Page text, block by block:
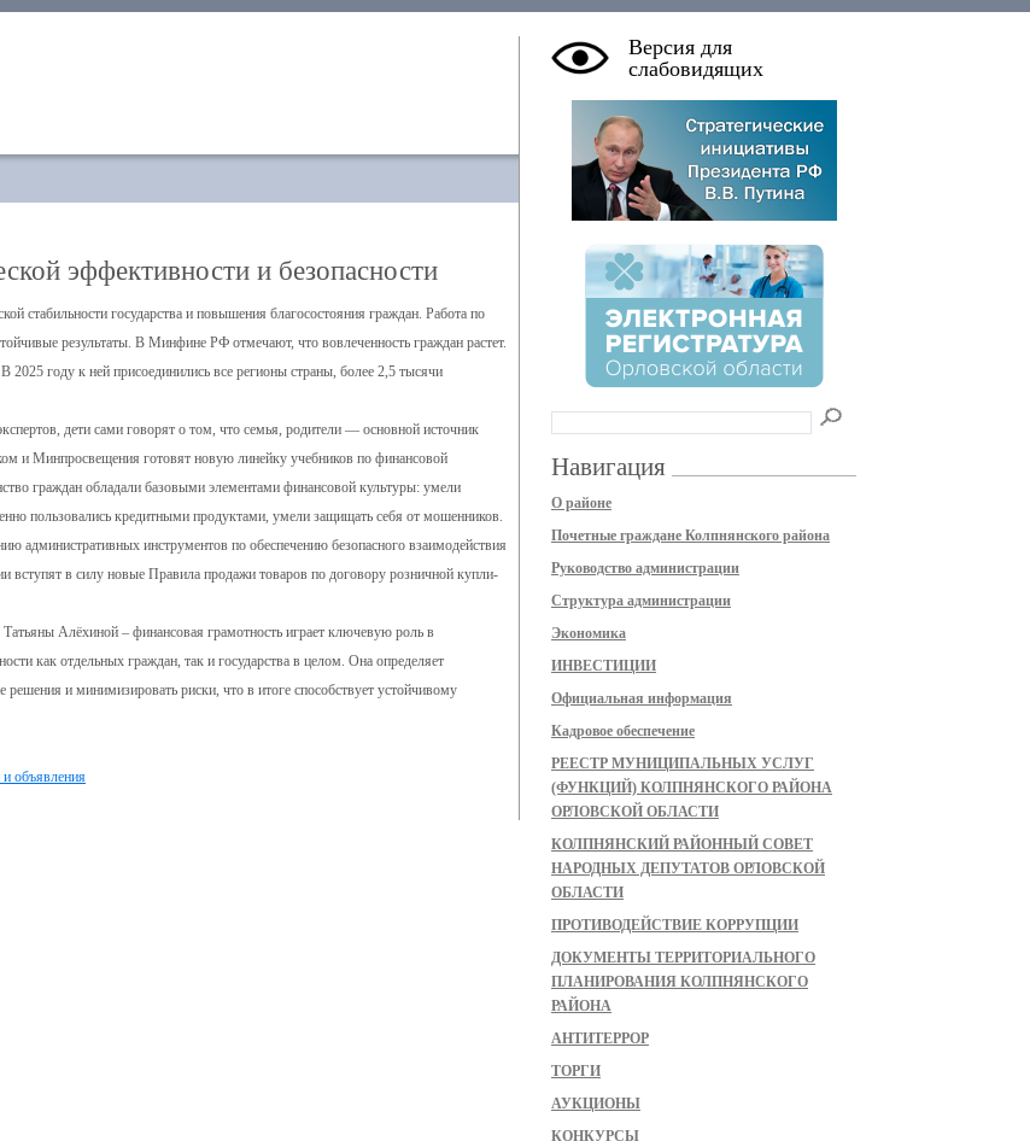
эффективности и безопасности
стабильности государства и повышения благосостояния граждан. Работа по
результаты. В Минфине РФ отмечают, что вовлеченность граждан растет.
году к ней присоединились все регионы страны, более 2,5 тысячи
дети сами говорят о том, что семья, родители — основной источник
и Минпросвещения готовят новую линейку учебников по финансовой
граждан обладали базовыми элементами финансовой культуры: умели
пользовались кредитными продуктами, умели защищать себя от мошенников.
административных инструментов по обеспечению безопасного взаимодействия
в силу новые Правила продажи товаров по договору розничной купли-
Алёхиной – финансовая грамотность играет ключевую роль в
как отдельных граждан, так и государства в целом. Она определяет
и минимизировать риски, что в итоге способствует устойчивому
и объявления
Версия для
слабовидящих
Навигация
О районе
Почетные граждане Колпнянского района
Руководство администрации
Структура администрации
Экономика
ИНВЕСТИЦИИ
Официальная информация
Кадровое обеспечение
РЕЕСТР МУНИЦИПАЛЬНЫХ УСЛУГ
(ФУНКЦИЙ) КОЛПНЯНСКОГО РАЙОНА
ОРЛОВСКОЙ ОБЛАСТИ
КОЛПНЯНСКИЙ РАЙОННЫЙ СОВЕТ
НАРОДНЫХ ДЕПУТАТОВ ОРЛОВСКОЙ
ОБЛАСТИ
ПРОТИВОДЕЙСТВИЕ КОРРУПЦИИ
ДОКУМЕНТЫ ТЕРРИТОРИАЛЬНОГО
ПЛАНИРОВАНИЯ КОЛПНЯНСКОГО
РАЙОНА
АНТИТЕРРОР
ТОРГИ
АУКЦИОНЫ
КОНКУРСЫ